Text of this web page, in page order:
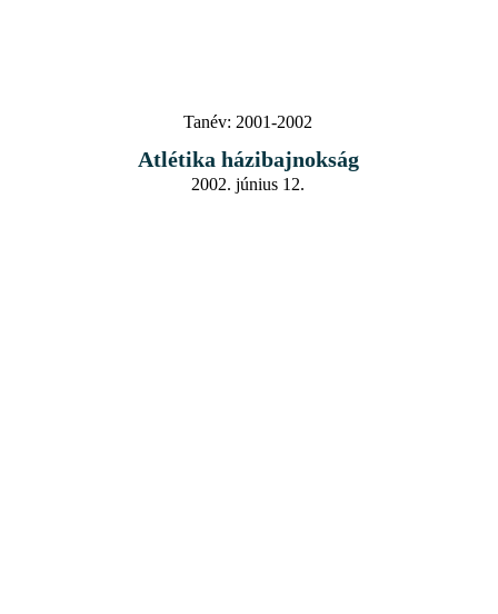
Tanév: 2001-2002
Atlétika házibajnokság
2002. június 12.